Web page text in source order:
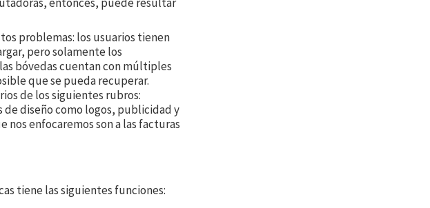
problemas: los usuarios tienen
pero solamente los
bóvedas cuentan con múltiples
que se pueda recuperar.
de los siguientes rubros:
diseño como logos, publicidad y
nos enfocaremos son a las facturas
tiene las siguientes funciones: